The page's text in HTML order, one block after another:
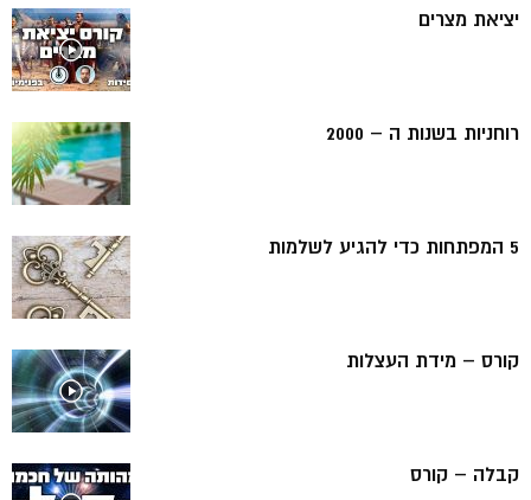
יציאת מצרים
רוחניות בשנות ה – 2000
5 המפתחות כדי להגיע לשלמות
קורס – מידת העצלות
קבלה – קורס